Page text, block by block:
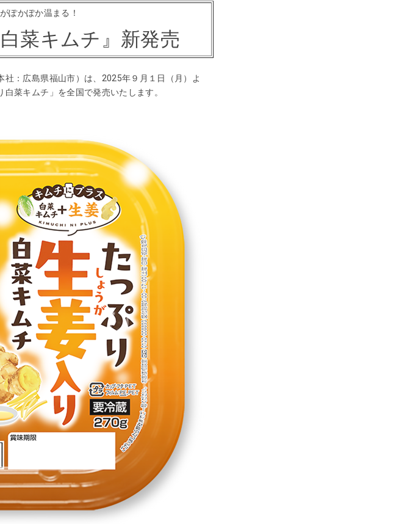
ぽかぽか温まる！
菜キムチ』新発売
：広島県福山市）は、2025年９月１日（月）よ
菜キムチ」を全国で発売いたします。